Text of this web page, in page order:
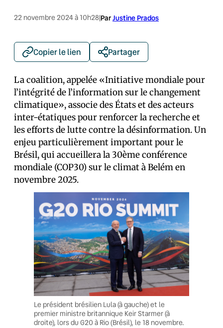
22 novembre 2024 à 10h28|ParJustine Prados
Copier le lien Partager
La coalition, appelée «Initiative mondiale pour
l’intégrité de l’information sur le changement
climatique», associe des États et des acteurs
inter-étatiques pour renforcer la recherche et
les efforts de lutte contre la désinformation. Un
enjeu particulièrement important pour le
Brésil, qui accueillera la 30ème conférence
mondiale (COP30) sur le climat à Belém en
novembre 2025.
Le président brésilien Lula (à gauche) et le
premier ministre britannique Keir Starmer (à
droite), lors du G20 à Rio (Brésil), le 18 novembre.